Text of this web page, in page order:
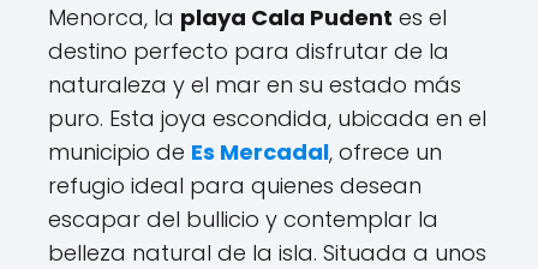
Menorca, la playa Cala Pudent es el
destino perfecto para disfrutar de la
naturaleza y el mar en su estado más
puro. Esta joya escondida, ubicada en el
municipio de Es Mercadal, ofrece un
refugio ideal para quienes desean
escapar del bullicio y contemplar la
belleza natural de la isla. Situada a unos